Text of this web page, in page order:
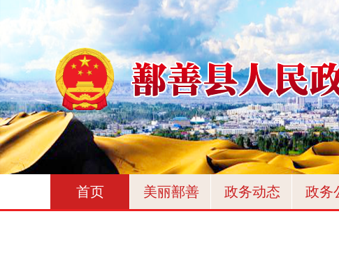
首页 美丽鄯善 政务动态 政务